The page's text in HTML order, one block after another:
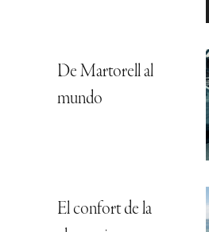
De Martorell al
mundo
El confort de la